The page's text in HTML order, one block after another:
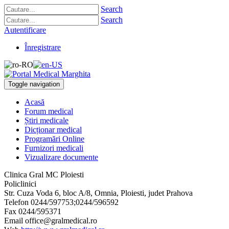
Search
Search
Autentificare
Înregistrare
Toggle navigation
Acasă
Forum medical
Știri medicale
Dicționar medical
Programări Online
Furnizori medicali
Vizualizare documente
Clinica Gral MC Ploiesti
Policlinici
Str. Cuza Voda 6, bloc A/8, Omnia, Ploiesti, judet Prahova
Telefon 0244/597753;0244/596592
Fax 0244/595371
Email office@gralmedical.ro